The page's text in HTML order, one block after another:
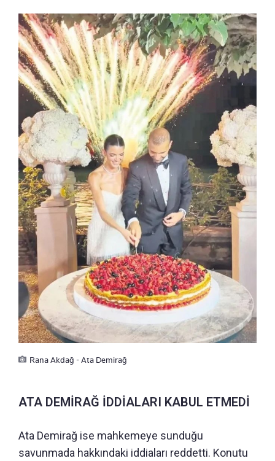
Rana Akdağ - Ata Demirağ
ATA DEMİRAĞ İDDİALARI KABUL ETMEDİ
Ata Demirağ ise mahkemeye sunduğu
savunmada hakkındaki iddiaları reddetti. Konutu